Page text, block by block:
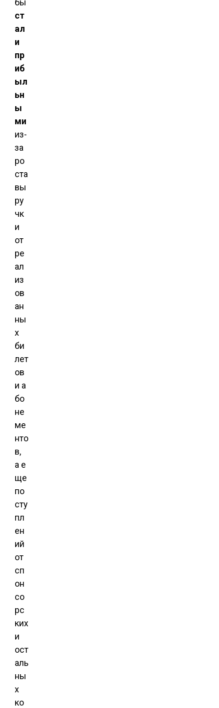
бы
ст
ал
и
пр
иб
ыл
ьн
ы
ми
из-
за
ро
ста
вы
ру
чк
и
от
ре
ал
из
ов
ан
ны
х
би
лет
ов
и а
бо
не
ме
нто
в,
а е
ще
по
сту
пл
ен
ий
от
сп
он
со
рс
ких
и
ост
аль
ны
х
ко